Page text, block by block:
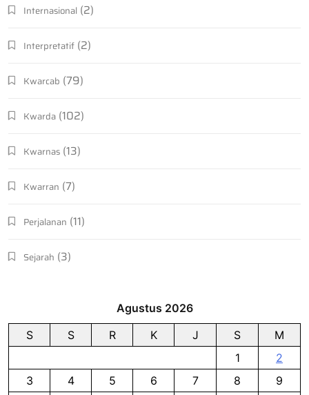
Internasional (2)
Interpretatif (2)
Kwarcab (79)
Kwarda (102)
Kwarnas (13)
Kwarran (7)
Perjalanan (11)
Sejarah (3)
Agustus 2026
S
S R K J S
M
1
2
3
4 5 6 7 8
9